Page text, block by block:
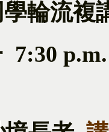
輪流複
7:30